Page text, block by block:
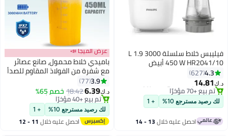
فيليبس خلاط سلسلة 3000 1.9 L
450 W HR2041/10 أبيض
4.3
627
د.ك‏14.81
باقي 4 وحدات في المخزون
تم بيع +70 مؤخرًا
لك رصيد مسترجع 10% + 1
احصل عليه خلال 13 - 14
عرض الميجا 📣
باميدي خلاط محمول، صانع عصائر
مع شفرة من الفولاذ المقاوم للصدأ
مكونة من 6 أوراق، شحن لاسلكي
عصارة خالٍ من مادة BPA للاستخدام
مل) JB01-أزرق
3.9
77
د.ك‏6.39
18.42خصم 65%
#8 في خلاط بحجم شخصي
أقل سعر في 30 يوم
تم بيع +40 مؤخرًا
#8 في خلاط بحجم شخصي
لك رصيد مسترجع 10% + 1
احصل عليه خلال 11 - 12